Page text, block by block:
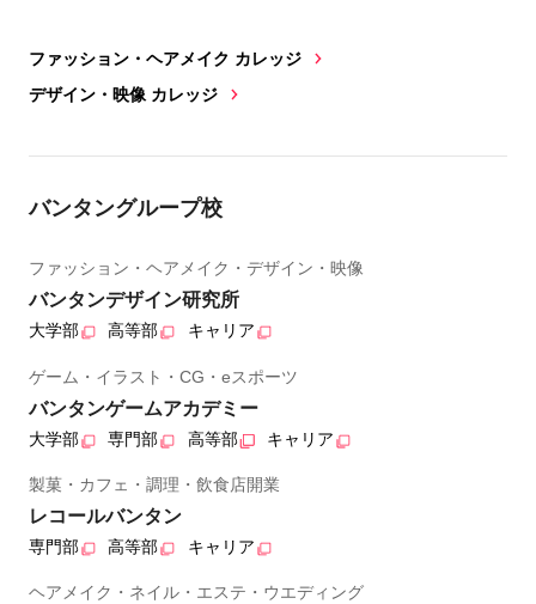
ファッション・ヘアメイク カレッジ
デザイン・映像 カレッジ
バンタングループ校
ファッション・ヘアメイク・デザイン・映像
バンタンデザイン研究所
大学部 高等部 キャリア
ゲーム・イラスト・CG・eスポーツ
バンタンゲームアカデミー
大学部 専門部 高等部 キャリア
製菓・カフェ・調理・飲食店開業
レコールバンタン
専門部 高等部 キャリア
ヘアメイク・ネイル・エステ・ウエディング